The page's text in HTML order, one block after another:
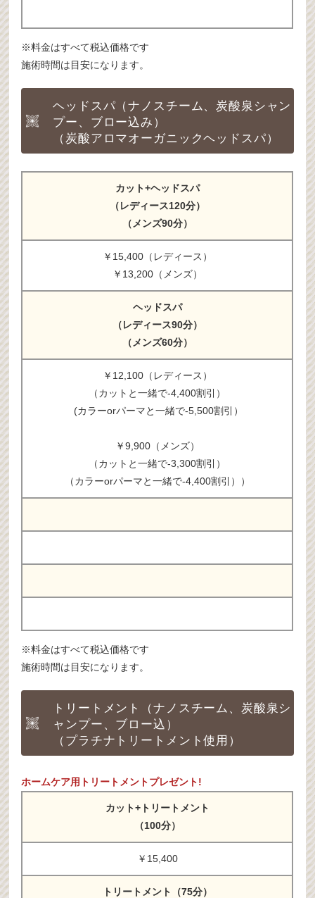
※料金はすべて税込価格です
施術時間は目安になります。
ヘッドスパ（ナノスチーム、炭酸泉シャン
プー、ブロー込み）
（炭酸アロマオーガニックヘッドスパ）
カット+ヘッドスパ
（レディース120分）
（メンズ90分）
￥15,400（レディース）
￥13,200（メンズ）
ヘッドスパ
（レディース90分）
（メンズ60分）
￥12,100（レディース）
（カットと一緒で-4,400割引）
(カラーorパーマと一緒で-5,500割引）
￥9,900（メンズ）
（カットと一緒で-3,300割引）
（カラーorパーマと一緒で-4,400割引））
※料金はすべて税込価格です
施術時間は目安になります。
トリートメント（ナノスチーム、炭酸泉シ
ャンプー、ブロー込）
（プラチナトリートメント使用）
ホームケア用トリートメントプレゼント!
カット+トリートメント
（100分）
￥15,400
トリートメント（75分）